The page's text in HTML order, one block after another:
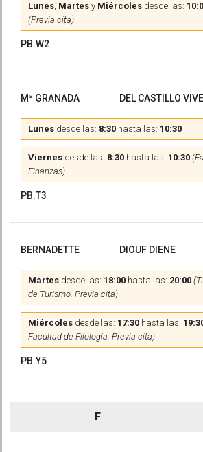
Lunes, Martes y Miércoles desde las:
(Previa cita)
PB.W2
Mª GRANADA DEL CASTILLO
Lunes desde las: 8:30 hasta las: 10:30
Viernes desde las: 8:30 hasta las: 10:30
Finanzas)
PB.T3
BERNADETTE DIOUF DIENE
Martes desde las: 18:00 hasta las: 20:00
de Turismo. Previa cita)
Miércoles desde las: 17:30 hasta las:
Facultad de Filología. Previa cita)
PB.Y5
F